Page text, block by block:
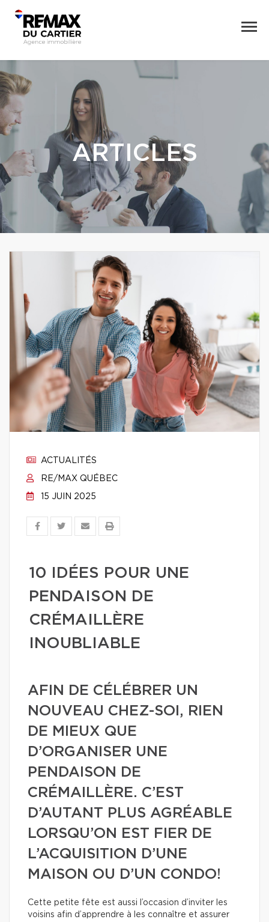
ARTICLES
ACTUALITÉS
RE/MAX QUÉBEC
15 JUIN 2025
10 IDÉES POUR UNE
PENDAISON DE
CRÉMAILLÈRE
INOUBLIABLE
AFIN DE CÉLÉBRER UN
NOUVEAU CHEZ-SOI, RIEN
DE MIEUX QUE
D’ORGANISER UNE
PENDAISON DE
CRÉMAILLÈRE. C’EST
D’AUTANT PLUS AGRÉABLE
LORSQU’ON EST FIER DE
L’ACQUISITION D’UNE
MAISON OU D’UN CONDO!
Cette petite fête est aussi l’occasion d’inviter les
voisins afin d’apprendre à les connaître et assurer